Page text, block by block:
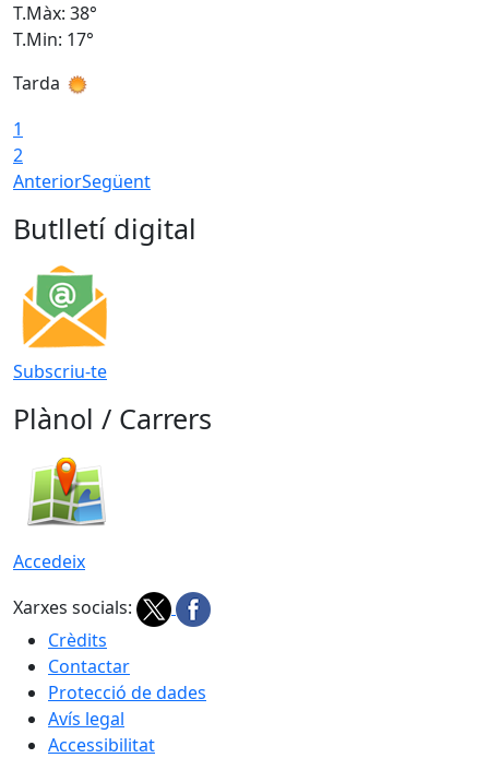
T.Màx: 38°
T.Min: 17°
Tarda
1
2
AnteriorSegüent
Butlletí digital
Subscriu-te
Plànol / Carrers
Accedeix
Xarxes socials:
Crèdits
Contactar
Protecció de dades
Avís legal
Accessibilitat